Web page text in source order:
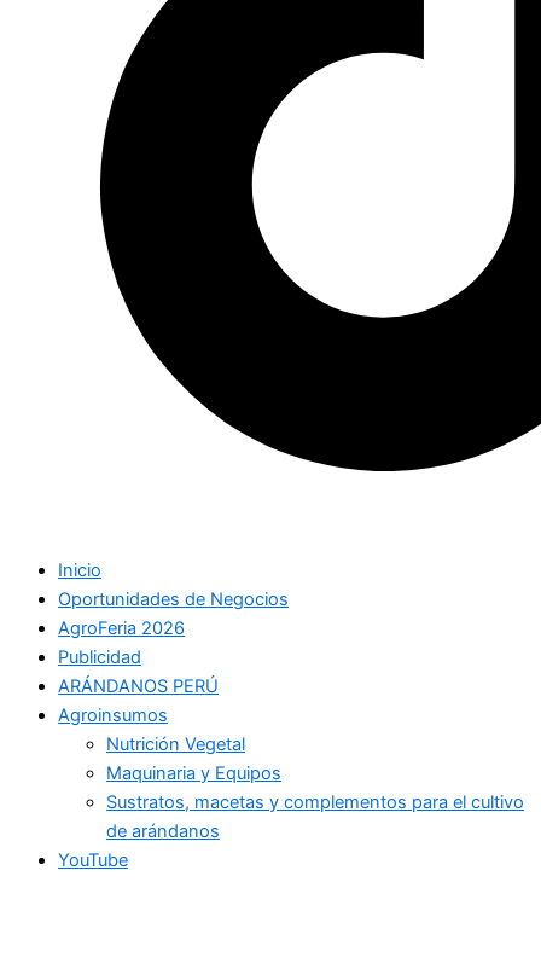
Inicio
Oportunidades de Negocios
AgroFeria 2026
Publicidad
ARÁNDANOS PERÚ
Agroinsumos
Nutrición Vegetal
Maquinaria y Equipos
Sustratos, macetas y complementos para el cultivo
de arándanos
YouTube